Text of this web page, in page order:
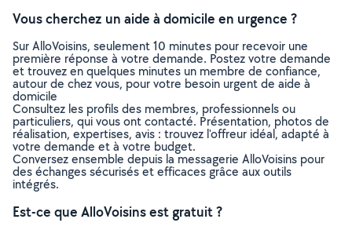
Vous cherchez un aide à domicile en urgence ?
Sur AlloVoisins, seulement 10 minutes pour recevoir une
première réponse à votre demande. Postez votre demande
et trouvez en quelques minutes un membre de confiance,
autour de chez vous, pour votre besoin urgent de aide à
domicile
Consultez les profils des membres, professionnels ou
particuliers, qui vous ont contacté. Présentation, photos de
réalisation, expertises, avis : trouvez l'offreur idéal, adapté à
votre demande et à votre budget.
Conversez ensemble depuis la messagerie AlloVoisins pour
des échanges sécurisés et efficaces grâce aux outils
intégrés.
Est-ce que AlloVoisins est gratuit ?